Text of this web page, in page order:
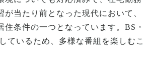
が当たり前となった現代において、
住条件の一つとなっています。BS・
ているため、多様な番組を楽しむこ